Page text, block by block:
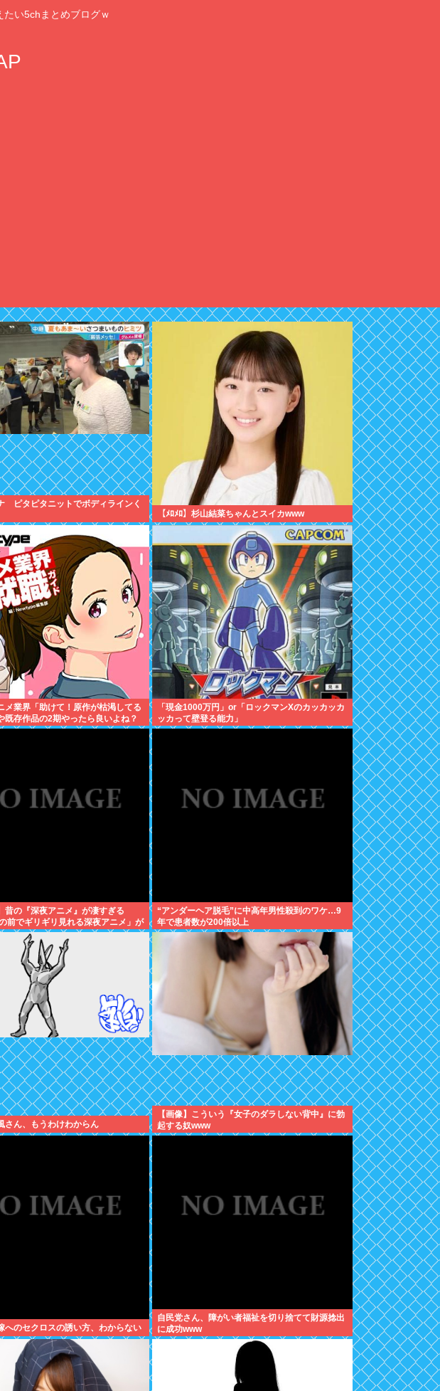
い5chまとめブログｗ
ピタピタニットでボディラインく
【ﾒﾛﾒﾛ】杉山結菜ちゃんとスイカwww
メ業界「助けて！原作が枯渇してる
存作品の2期やったら良いよね？
「現金1000万円」or「ロックマンXのカッカッカ
ッカって壁登る能力」
昔の『深夜アニメ』が凄すぎる
前でギリギリ見れる深夜アニメ」が
名作アニメは…
“アンダーヘア脱毛”に中高年男性殺到のワケ…9
年で患者数が200倍以上
さん、もうわけわからん
【画像】こういう『女子のダラしない背中』に勃
起する奴www
へのセクロスの誘い方、わからない
自民党さん、障がい者福祉を切り捨てて財源捻出
に成功www